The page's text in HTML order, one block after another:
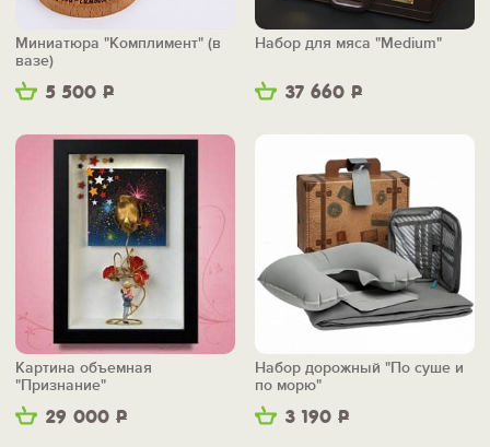
5 500 Р
Миниатюра "Комплимент" (в
вазе)
37 660 Р
Набор для мяса "Medium"
29 000 Р
Картина объемная
"Признание"
3 190 Р
Набор дорожный "По суше и
по морю"